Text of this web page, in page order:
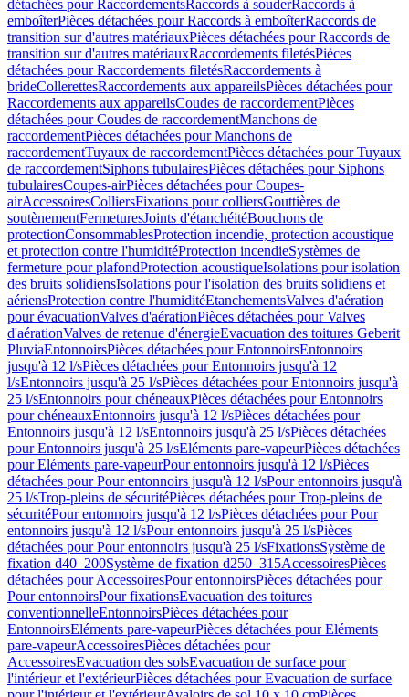
détachées pour RaccordementsRaccords à souderRaccords à
emboîterPièces détachées pour Raccords à emboîterRaccords de
transition sur d'autres matériauxPièces détachées pour Raccords de
transition sur d'autres matériauxRaccordements filetésPièces
détachées pour Raccordements filetésRaccordements à
brideCollerettesRaccordements aux appareilsPièces détachées pour
Raccordements aux appareilsCoudes de raccordementPièces
détachées pour Coudes de raccordementManchons de
raccordementPièces détachées pour Manchons de
raccordementTuyaux de raccordementPièces détachées pour Tuyaux
de raccordementSiphons tubulairesPièces détachées pour Siphons
tubulairesCoupes-airPièces détachées pour Coupes-
airAccessoiresColliersFixations pour colliersGouttières de
soutènementFermeturesJoints d'étanchéitéBouchons de
protectionConsommablesProtection incendie, protection acoustique
et protection contre l'humiditéProtection incendieSystèmes de
fermeture pour plafondProtection acoustiqueIsolations pour isolation
des bruits solidiensIsolations pour l'isolation des bruits solidiens et
aériensProtection contre l'humiditéEtanchementsValves d'aération
pour évacuationValves d'aérationPièces détachées pour Valves
d'aérationValves de retenue d'énergieEvacuation des toitures Geberit
PluviaEntonnoirsPièces détachées pour EntonnoirsEntonnoirs
jusqu'à 12 l/sPièces détachées pour Entonnoirs jusqu'à 12
l/sEntonnoirs jusqu'à 25 l/sPièces détachées pour Entonnoirs jusqu'à
25 l/sEntonnoirs pour chéneauxPièces détachées pour Entonnoirs
pour chéneauxEntonnoirs jusqu'à 12 l/sPièces détachées pour
Entonnoirs jusqu'à 12 l/sEntonnoirs jusqu'à 25 l/sPièces détachées
pour Entonnoirs jusqu'à 25 l/sEléments pare-vapeurPièces détachées
pour Eléments pare-vapeurPour entonnoirs jusqu'à 12 l/sPièces
détachées pour Pour entonnoirs jusqu'à 12 l/sPour entonnoirs jusqu'à
25 l/sTrop-pleins de sécuritéPièces détachées pour Trop-pleins de
sécuritéPour entonnoirs jusqu'à 12 l/sPièces détachées pour Pour
entonnoirs jusqu'à 12 l/sPour entonnoirs jusqu'à 25 l/sPièces
détachées pour Pour entonnoirs jusqu'à 25 l/sFixationsSystème de
fixation d40–200Système de fixation d250–315AccessoiresPièces
détachées pour AccessoiresPour entonnoirsPièces détachées pour
Pour entonnoirsPour fixationsEvacuation des toitures
conventionnelleEntonnoirsPièces détachées pour
EntonnoirsEléments pare-vapeurPièces détachées pour Eléments
pare-vapeurAccessoiresPièces détachées pour
AccessoiresEvacuation des solsEvacuation de surface pour
l'intérieur et l'extérieurPièces détachées pour Evacuation de surface